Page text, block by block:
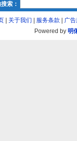
索：
| 关于我们 服务条款
广
Powered by 明